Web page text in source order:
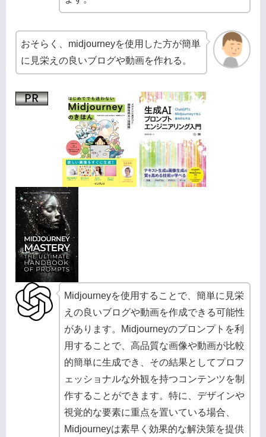
おそらく、midjourneyを使用した方が簡単
に見栄えの良いブログや動画を作れる。
Midjourneyを使用することで、簡単に見栄
えの良いブログや動画を作成できる可能性
があります。Midjourneyのプロンプトを利
用することで、高品質な画像や動画が比較
的簡単に生成でき、その結果としてプロフ
ェッショナルな外観を持つコンテンツを制
作することができます。特に、デザインや
視覚的な要素に重点を置いている場合、
Midjourneyは素早く効果的な解決策を提供